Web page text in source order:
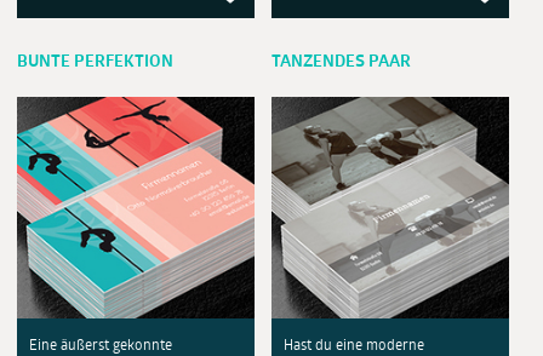
BUNTE PERFEKTION
Eine äußerst gekonnte
TANZENDES PAAR
Hast du eine moderne